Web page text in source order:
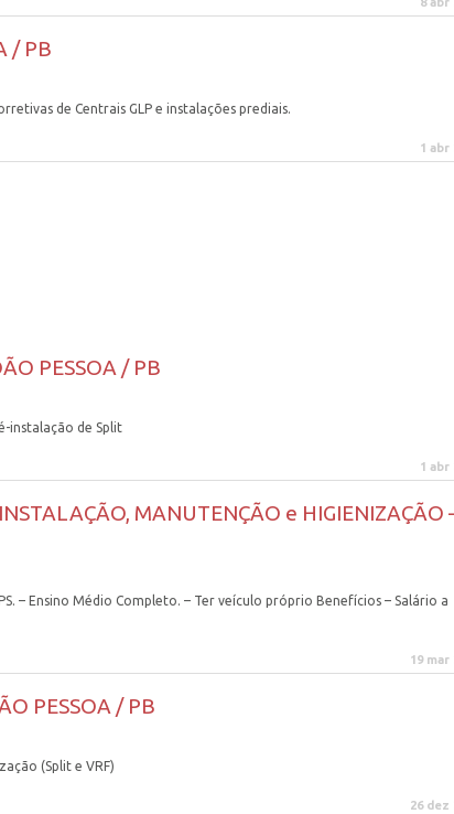
/ PB
de Centrais GLP e instalações prediais.
1 abr
PESSOA / PB
instalação de Split
1 abr
MANUTENÇÃO e HIGIENIZAÇÃO
– Ensino Médio Completo. – Ter veículo próprio Benefícios – Salário a
19 mar
PESSOA / PB
(Split e VRF)
26 dez